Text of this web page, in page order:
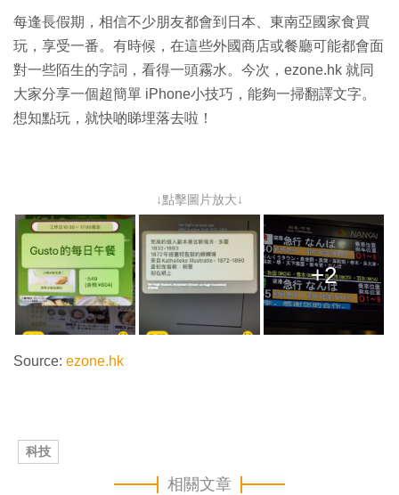
每逢長假期，相信不少朋友都會到日本、東南亞國家食買
玩，享受一番。有時候，在這些外國商店或餐廳可能都會面
對一些陌生的字詞，看得一頭霧水。今次，ezone.hk 就同
大家分享一個超簡單 iPhone小技巧，能夠一掃翻譯文字。
想知點玩，就快啲睇埋落去啦！
↓點擊圖片放大↓
+2
Source: ezone.hk
科技
相關文章